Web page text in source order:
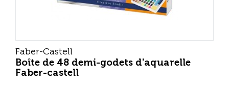
Faber-Castell
Boîte de 48 demi-godets d'aquarelle
Faber-castell